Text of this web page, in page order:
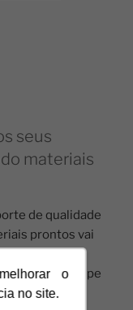
o
no site.
seus
materiais
de qualidade
prontos vai
por esse
e sua equipe